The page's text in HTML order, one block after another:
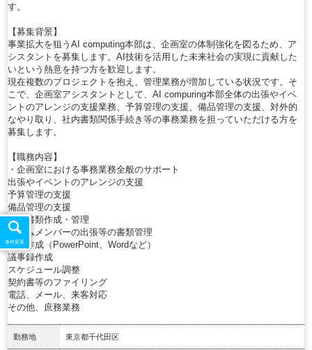
す。
【募集背景】
事業拡大を狙うAI computing本部は、企画室の体制強化を図るため、ア
シスタントを募集します。AI技術を活用した未来社会の実現に貢献した
いという熱意を持つ方を歓迎します。
現在複数のプロジェクトを抱え、管理業務が増加している状況です。そ
こで、企画室アシスタントとして、AI compuring本部全体の出張やイベ
ントのアレンジの支援業務、予算管理の支援、備品管理の支援、対外的
なやり取り、社内書類関係手続き等の事務業務を担っていただける方を
募集します。
【職務内容】
・企画室における事務業務全般のサポート
出張やイベントのアレンジの支援
予算管理の支援
備品管理の支援
事務書類作成・管理
チームメンバーの出張等の書類管理
資料作成（PowerPoint、Wordなど）
議事録作成
スケジュール調整
契約書等のファイリング
電話、メール、来客対応
その他、庶務業務
勤務地 東京都千代田区
条件変更